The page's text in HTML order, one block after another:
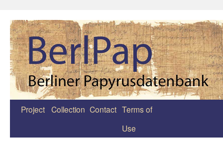
Zum
Project Collection Contact Terms of
Use